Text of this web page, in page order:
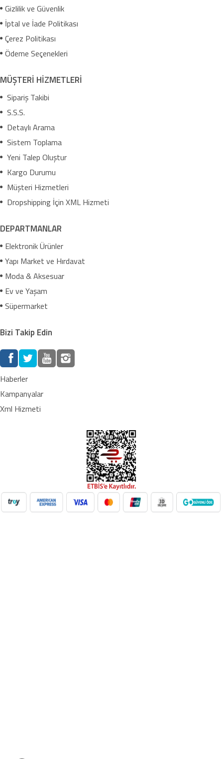
Gizlilik ve Güvenlik
İptal ve İade Politikası
Çerez Politikası
Ödeme Seçenekleri
MÜŞTERİ HİZMETLERİ
Sipariş Takibi
S.S.S.
Detaylı Arama
Sistem Toplama
Yeni Talep Oluştur
Kargo Durumu
Müşteri Hizmetleri
Dropshipping İçin XML Hizmeti
DEPARTMANLAR
Elektronik Ürünler
Yapı Market ve Hırdavat
Moda & Aksesuar
Ev ve Yaşam
Süpermarket
Bizi Takip Edin
Haberler
Kampanyalar
Xml Hizmeti